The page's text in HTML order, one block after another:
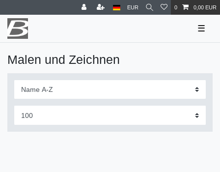
EUR 0 0,00 EUR
☰
Malen und Zeichnen